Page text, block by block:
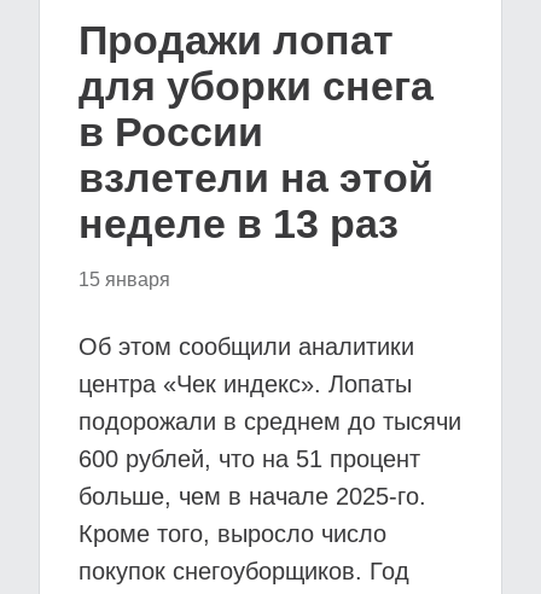
Продажи лопат
для уборки снега
в России
взлетели на этой
неделе в 13 раз
15 января
Об этом сообщили аналитики
центра «Чек индекс». Лопаты
подорожали в среднем до тысячи
600 рублей, что на 51 процент
больше, чем в начале 2025-го.
Кроме того, выросло число
покупок снегоуборщиков. Год